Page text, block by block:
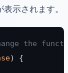
示されます。
the
) {